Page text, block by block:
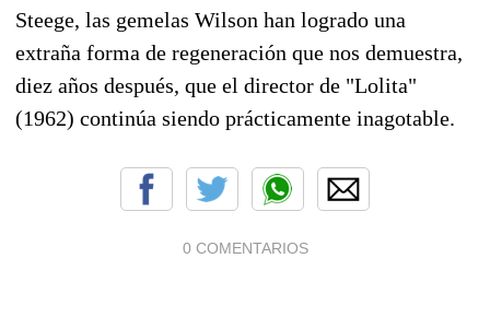
Steege, las gemelas Wilson han logrado una
extraña forma de regeneración que nos demuestra,
diez años después, que el director de "Lolita"
(1962) continúa siendo prácticamente inagotable.
0 COMENTARIOS